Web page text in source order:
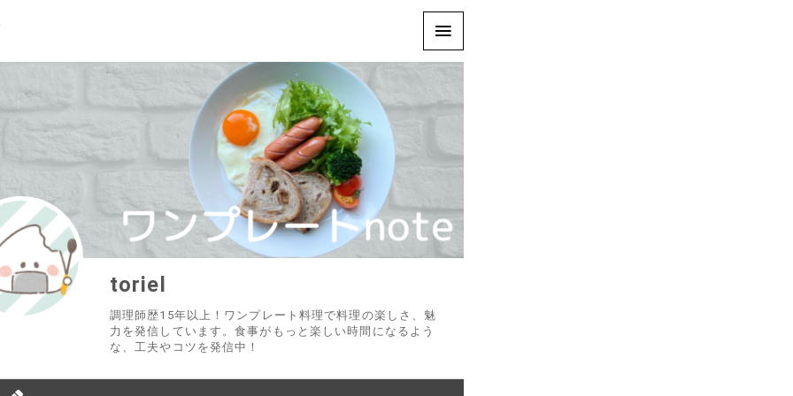
toriel
調理師歴15年以上！ワンプレート料理で料理の楽しさ、魅
力を発信しています。食事がもっと楽しい時間になるよう
な、工夫やコツを発信中！